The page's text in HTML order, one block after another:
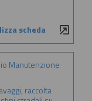
scheda
Manutenzione
raccolta